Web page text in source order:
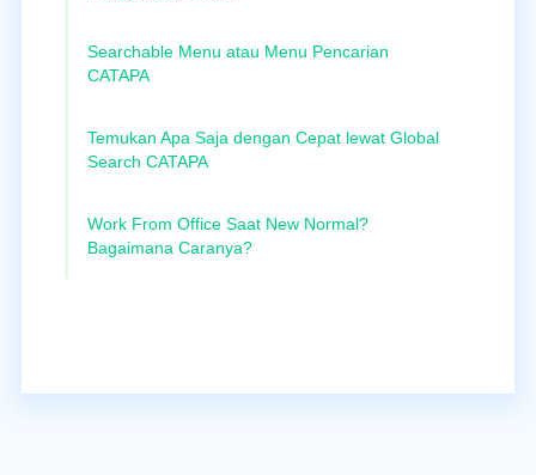
Searchable Menu atau Menu Pencarian
CATAPA
Temukan Apa Saja dengan Cepat lewat Global
Search CATAPA
Work From Office Saat New Normal?
Bagaimana Caranya?